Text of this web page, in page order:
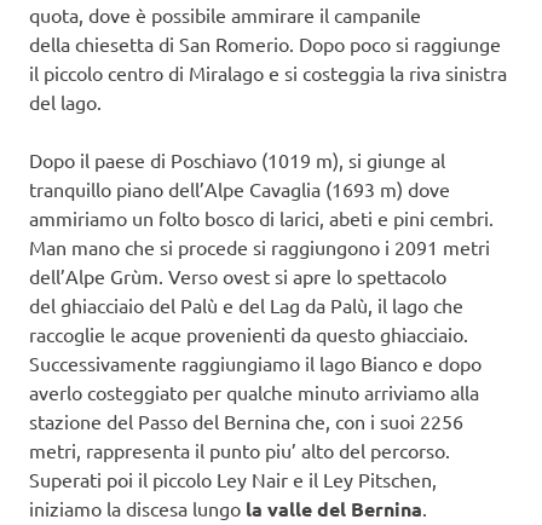
quota, dove è possibile ammirare il campanile
della chiesetta di San Romerio. Dopo poco si raggiunge
il piccolo centro di Miralago e si costeggia la riva sinistra
del lago.
Dopo il paese di Poschiavo (1019 m), si giunge al
tranquillo piano dell’Alpe Cavaglia (1693 m) dove
ammiriamo un folto bosco di larici, abeti e pini cembri.
Man mano che si procede si raggiungono i 2091 metri
dell’Alpe Grùm. Verso ovest si apre lo spettacolo
del ghiacciaio del Palù e del Lag da Palù, il lago che
raccoglie le acque provenienti da questo ghiacciaio.
Successivamente raggiungiamo il lago Bianco e dopo
averlo costeggiato per qualche minuto arriviamo alla
stazione del Passo del Bernina che, con i suoi 2256
metri, rappresenta il punto piu’ alto del percorso.
Superati poi il piccolo Ley Nair e il Ley Pitschen,
iniziamo la discesa lungo la valle del Bernina